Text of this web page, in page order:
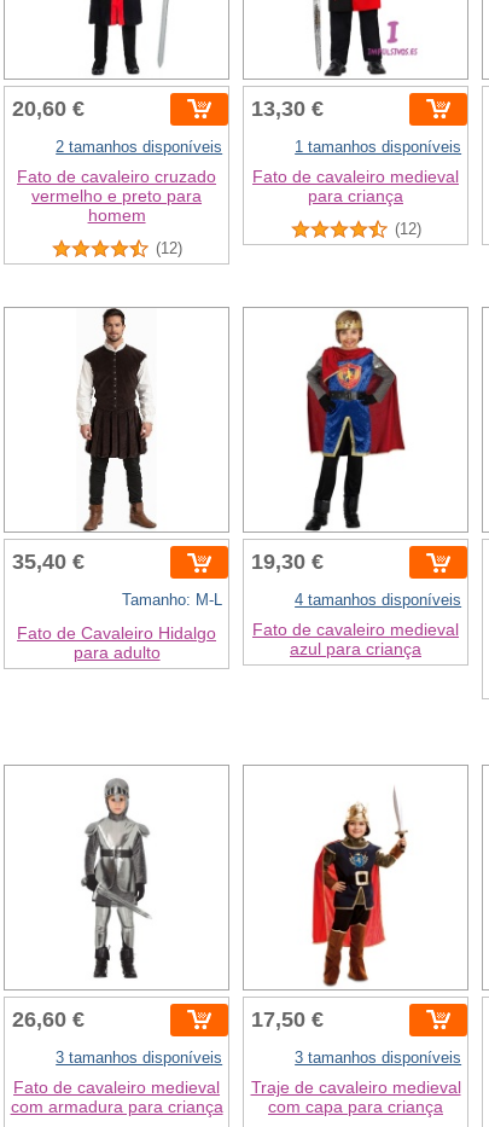
20,60 €
2 tamanhos disponíveis
Fato de cavaleiro cruzado
vermelho e preto para
homem
(12)
13,30 €
1 tamanhos disponíveis
Fato de cavaleiro medieval
para criança
(12)
35,40 €
Tamanho: M-L
Fato de Cavaleiro Hidalgo
para adulto
19,30 €
4 tamanhos disponíveis
Fato de cavaleiro medieval
azul para criança
26,60 €
3 tamanhos disponíveis
Fato de cavaleiro medieval
com armadura para criança
17,50 €
3 tamanhos disponíveis
Traje de cavaleiro medieval
com capa para criança